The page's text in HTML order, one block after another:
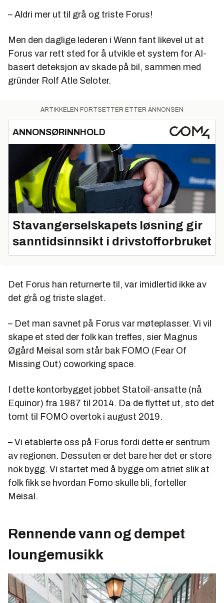
– Aldri mer ut til grå og triste Forus!
Men den daglige lederen i Wenn fant likevel ut at
Forus var rett sted for å utvikle et system for AI-
basert deteksjon av skade på bil, sammen med
gründer Rolf Atle Seloter.
ARTIKKELEN FORTSETTER ETTER ANNONSEN
ANNONSØRINNHOLD
Stavangerselskapets løsning gir
sanntidsinnsikt i drivstofforbruket
Det Forus han returnerte til, var imidlertid ikke av
det grå og triste slaget.
– Det man savnet på Forus var møteplasser. Vi vil
skape et sted der folk kan treffes, sier Magnus
Øgård Meisal som står bak FOMO (Fear Of
Missing Out) coworking space.
I dette kontorbygget jobbet Statoil-ansatte (nå
Equinor) fra 1987 til 2014. Da de flyttet ut, sto det
tomt til FOMO overtok i august 2019.
– Vi etablerte oss på Forus fordi dette er sentrum
av regionen. Dessuten er det bare her det er store
nok bygg. Vi startet med å bygge om atriet slik at
folk fikk se hvordan Fomo skulle bli, forteller
Meisal.
Rennende vann og dempet
loungemusikk